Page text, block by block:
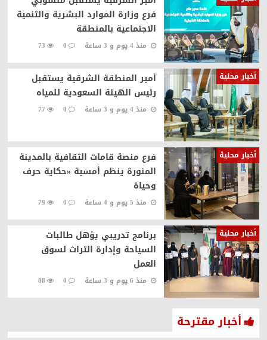
فرع وزارة الموارد البشرية والتنمية
الاجتماعية بالمنطقة
منذ 4 يوم و 3 ساعة 0
73
أخبار محلية
أمير المنطقة الشرقية يستقبل
رئيس الهيئة السعودية للمياه
منذ 4 يوم و 3 ساعة 0
77
أخبار محلية
فرع منصة قامات الثقافية بالمدينة
المنورة ينظم أمسية «حكاية حرف
وحياة
منذ 5 يوم و 4 ساعة 0
79
أخبار محلية
برنامج تدريبي يؤهل طالبات
السياحة وإدارة التراث لسوق
العمل
منذ 6 يوم و 3 ساعة 0
88
أخبار مقترحة